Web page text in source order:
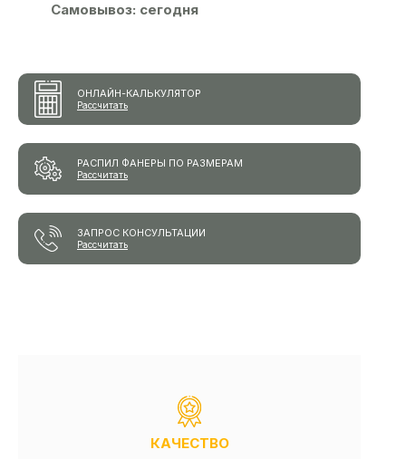
Самовывоз: сегодня
ОНЛАЙН-КАЛЬКУЛЯТОР
Рассчитать
РАСПИЛ ФАНЕРЫ ПО РАЗМЕРАМ
Рассчитать
ЗАПРОС КОНСУЛЬТАЦИИ
Рассчитать
КАЧЕСТВО